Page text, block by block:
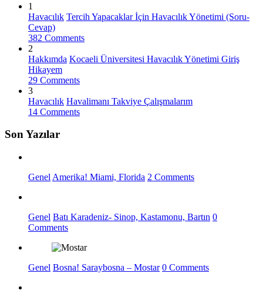
1
Havacılık Tercih Yapacaklar İçin Havacılık Yönetimi (Soru-
Cevap)
382 Comments
2
Hakkımda Kocaeli Üniversitesi Havacılık Yönetimi Giriş
Hikayem
29 Comments
3
Havacılık Havalimanı Takviye Çalışmalarım
14 Comments
Son Yazılar
Genel Amerika! Miami, Florida 2 Comments
Genel Batı Karadeniz- Sinop, Kastamonu, Bartın 0
Comments
Genel Bosna! Saraybosna – Mostar 0 Comments